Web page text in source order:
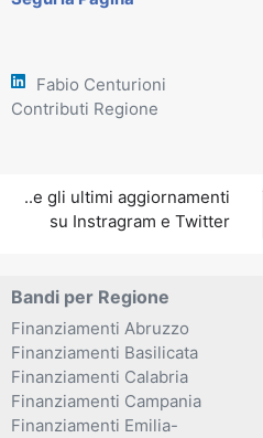
Fabio Centurioni
Contributi Regione
..e gli ultimi aggiornamenti
su Instragram e Twitter
Bandi per Regione
Finanziamenti Abruzzo
Finanziamenti Basilicata
Finanziamenti Calabria
Finanziamenti Campania
Finanziamenti Emilia-